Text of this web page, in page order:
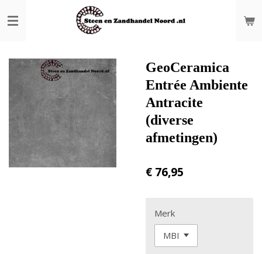
direct
hoofdinhoud
GeoCeramica
Entrée Ambiente
Antracite
(diverse
afmetingen)
€ 76,95
Merk